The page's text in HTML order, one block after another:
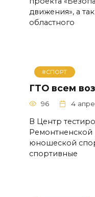
движения», а
областного
#СПОРТ
ГТО всем
96 4
В Центр
юношеской
спортивные